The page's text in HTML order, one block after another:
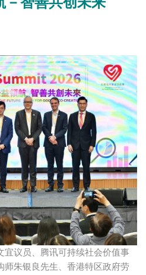
宜议员、腾讯可持续社会价值事
师朱银良先生、香港特区政府劳